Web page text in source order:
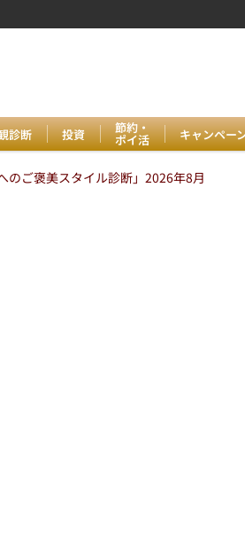
診断 投資 節約・
ポイ活 キャンペー
のご褒美スタイル診断」2026年8月